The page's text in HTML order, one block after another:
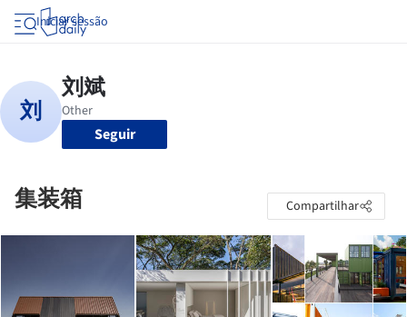
Iniciar sessão
Seguir
集装箱 Compartilhar